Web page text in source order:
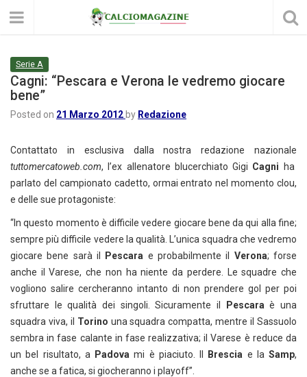
Serie A
Cagni: “Pescara e Verona le vedremo giocare
bene”
Posted on 21 Marzo 2012 by Redazione
Contattato in esclusiva dalla nostra redazione nazionale
tuttomercatoweb.com, l’ex allenatore blucerchiato Gigi Cagni ha
parlato del campionato cadetto, ormai entrato nel momento clou,
e delle sue protagoniste:
“In questo momento è difficile vedere giocare bene da qui alla fine;
sempre più difficile vedere la qualità. L’unica squadra che vedremo
giocare bene sarà il
Pescara e probabilmente il Verona; forse
anche il Varese, che non ha niente da perdere. Le squadre che
vogliono salire cercheranno intanto di non prendere gol per poi
sfruttare le qualità dei singoli. Sicuramente il
Pescara è una
squadra viva, il Torino una squadra compatta, mentre il Sassuolo
sembra in fase calante in fase realizzativa; il Varese è reduce da
un bel risultato, a
Padova mi è piaciuto. Il Brescia e la Samp,
anche se a fatica, si giocheranno i playoff”.